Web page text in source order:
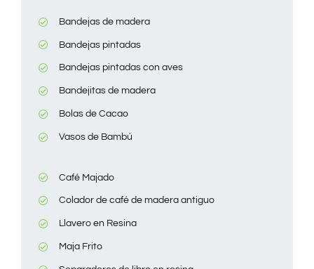
Bandejas de madera
Bandejas pintadas
Bandejas pintadas con aves
Bandejitas de madera
Bolas de Cacao
Vasos de Bambú
Café Majado
Colador de café de madera antiguo
Llavero en Resina
Maja Frito